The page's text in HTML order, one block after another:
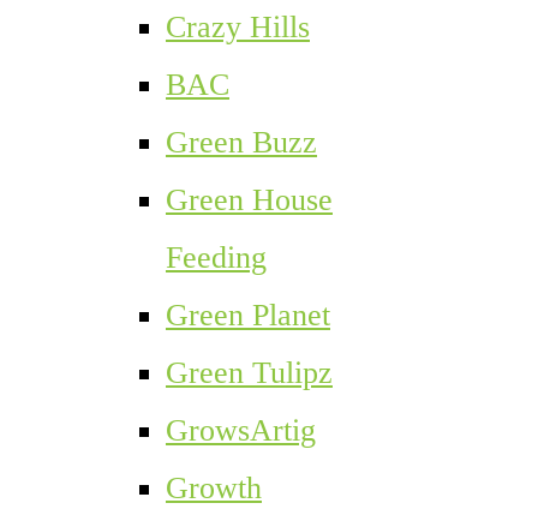
Crazy Hills
BAC
Green Buzz
Green House
Feeding
Green Planet
Green Tulipz
GrowsArtig
Growth